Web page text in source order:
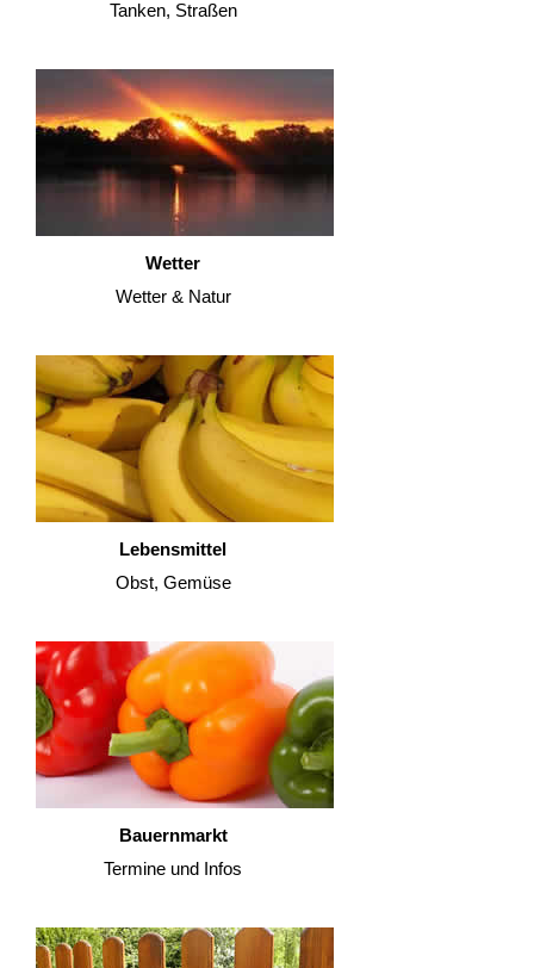
Tanken, Straßen
Wetter
Wetter & Natur
Lebensmittel
Obst, Gemüse
Bauernmarkt
Termine und Infos